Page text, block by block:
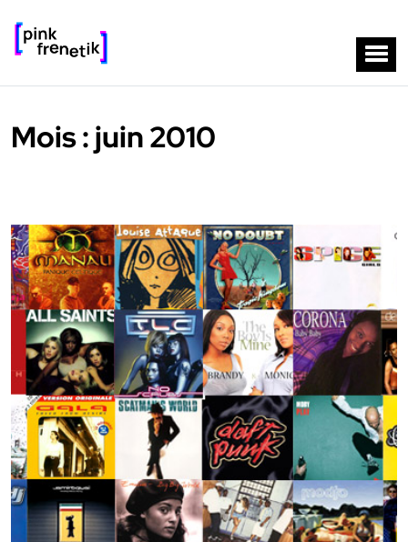
Mois :juin 2010